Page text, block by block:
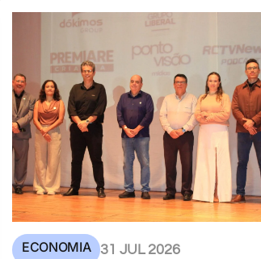
ECONOMIA 31 JUL 2026